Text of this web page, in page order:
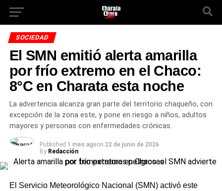
SOCIEDAD
El SMN emitió alerta amarilla
por frío extremo en el Chaco:
8°C en Charata esta noche
La advertencia alcanza gran parte del territorio chaqueño, con
excepción de la zona este, y pone en riesgo a niños, adultos
mayores y personas con enfermedades crónicas.
Published 1 mes agoon 22 de junio de 2026
By Redacción
El Servicio Meteorológico Nacional (SMN) activó este